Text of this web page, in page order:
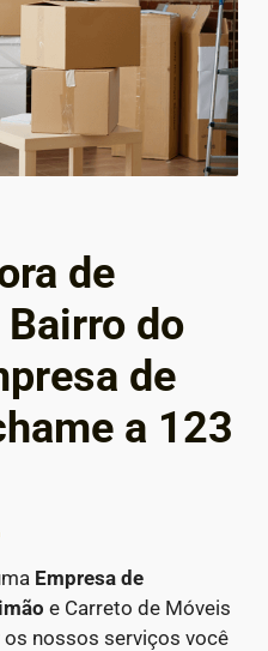
de
do
de
a 123
Empresa de
e Carreto de Móveis
os nossos serviços você